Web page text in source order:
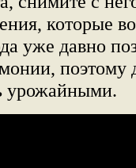
которые
уже давно
урожайными.